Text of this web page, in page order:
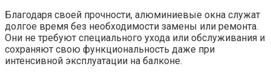
Благодаря своей прочности, алюминиевые окна служат
долгое время без необходимости замены или ремонта.​
Они не требуют специального ухода или обслуживания и
сохраняют свою функциональность даже при
интенсивной эксплуатации на балконе.​